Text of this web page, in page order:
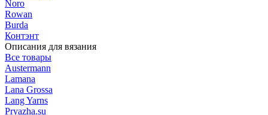
Noro
Rowan
Burda
Контэнт
Описания для вязания
Все товары
Austermann
Lamana
Lana Grossa
Lang Yarns
Pryazha.su